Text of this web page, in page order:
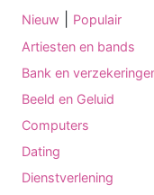
Nieuw
Populair
Artiesten en bands
Bank en
Beeld en Geluid
Computers
Dating
Dienstverlening